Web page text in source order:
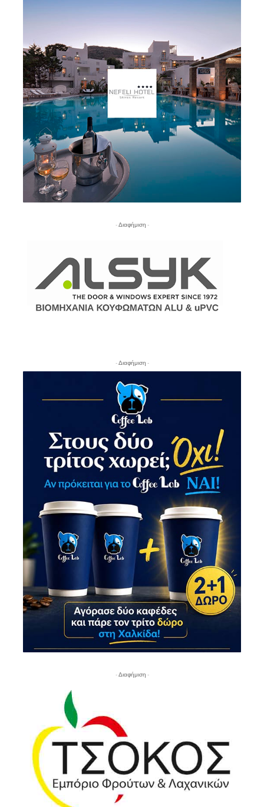
- Διαφήμιση -
- Διαφήμιση -
- Διαφήμιση -